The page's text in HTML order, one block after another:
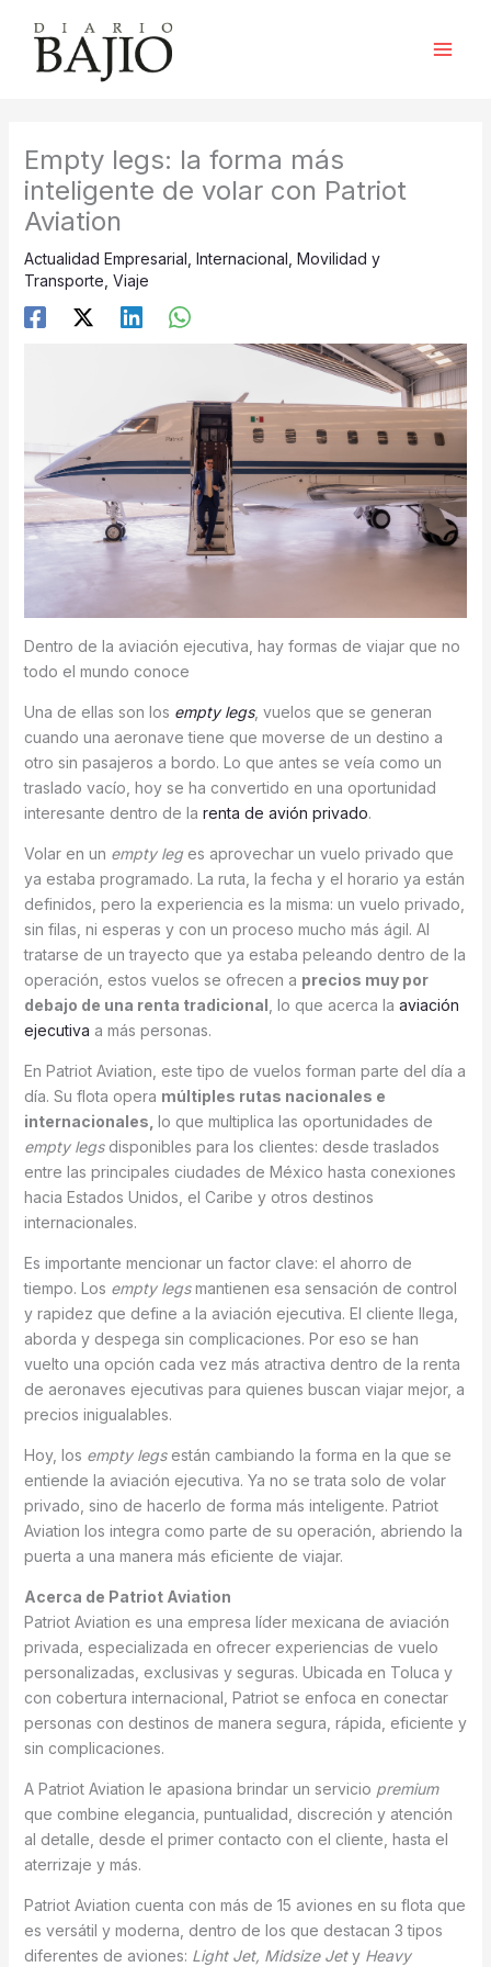
contenido
Empty legs: la forma más
inteligente de volar con Patriot
Aviation
Actualidad Empresarial Internacional Movilidad y
Transporte Viaje
Dentro de la aviación ejecutiva, hay formas de viajar que no
todo el mundo conoce
Una de ellas son los empty legs, vuelos que se generan
cuando una aeronave tiene que moverse de un destino a
otro sin pasajeros a bordo. Lo que antes se veía como un
traslado vacío, hoy se ha convertido en una oportunidad
interesante dentro de la renta de avión privado.
Volar en un empty leges aprovechar un vuelo privado que
ya estaba programado. La ruta, la fecha y el horario ya están
definidos, pero la experiencia es la misma: un vuelo privado,
sin filas, ni esperas y con un proceso mucho más ágil. Al
tratarse de un trayecto que ya estaba peleando dentro de la
operación, estos vuelos se ofrecen a precios muy por
debajo de una renta tradicional , lo que acerca la aviación
ejecutiva a más personas.
En Patriot Aviation, este tipo de vuelos forman parte del día a
día. Su flota opera múltiples rutas nacionales e
internacionales, lo que multiplica las oportunidades de
empty legsdisponibles para los clientes: desde traslados
entre las principales ciudades de México hasta conexiones
hacia Estados Unidos, el Caribe y otros destinos
internacionales.
Es importante mencionar un factor clave: el ahorro de
tiempo. Los empty legsmantienen esa sensación de control
y rapidez que define a la aviación ejecutiva. El cliente llega,
aborda y despega sin complicaciones. Por eso se han
vuelto una opción cada vez más atractiva dentro de la renta
de aeronaves ejecutivas para quienes buscan viajar mejor, a
precios inigualables.
Hoy, los empty legsestán cambiando la forma en la que se
entiende la aviación ejecutiva. Ya no se trata solo de volar
privado, sino de hacerlo de forma más inteligente. Patriot
Aviation los integra como parte de su operación, abriendo la
puerta a una manera más eficiente de viajar.
Acerca de Patriot Aviation
Patriot Aviation es una empresa líder mexicana de aviación
privada, especializada en ofrecer experiencias de vuelo
personalizadas, exclusivas y seguras. Ubicada en Toluca y
con cobertura internacional, Patriot se enfoca en conectar
personas con destinos de manera segura, rápida, eficiente y
sin complicaciones.
A Patriot Aviation le apasiona brindar un servicio premium
que combine elegancia, puntualidad, discreción y atención
al detalle, desde el primer contacto con el cliente, hasta el
aterrizaje y más.
Patriot Aviation cuenta con más de 15 aviones en su flota que
es versátil y moderna, dentro de los que destacan 3 tipos
diferentes de aviones: Light Jet, Midsize Jety Heavy